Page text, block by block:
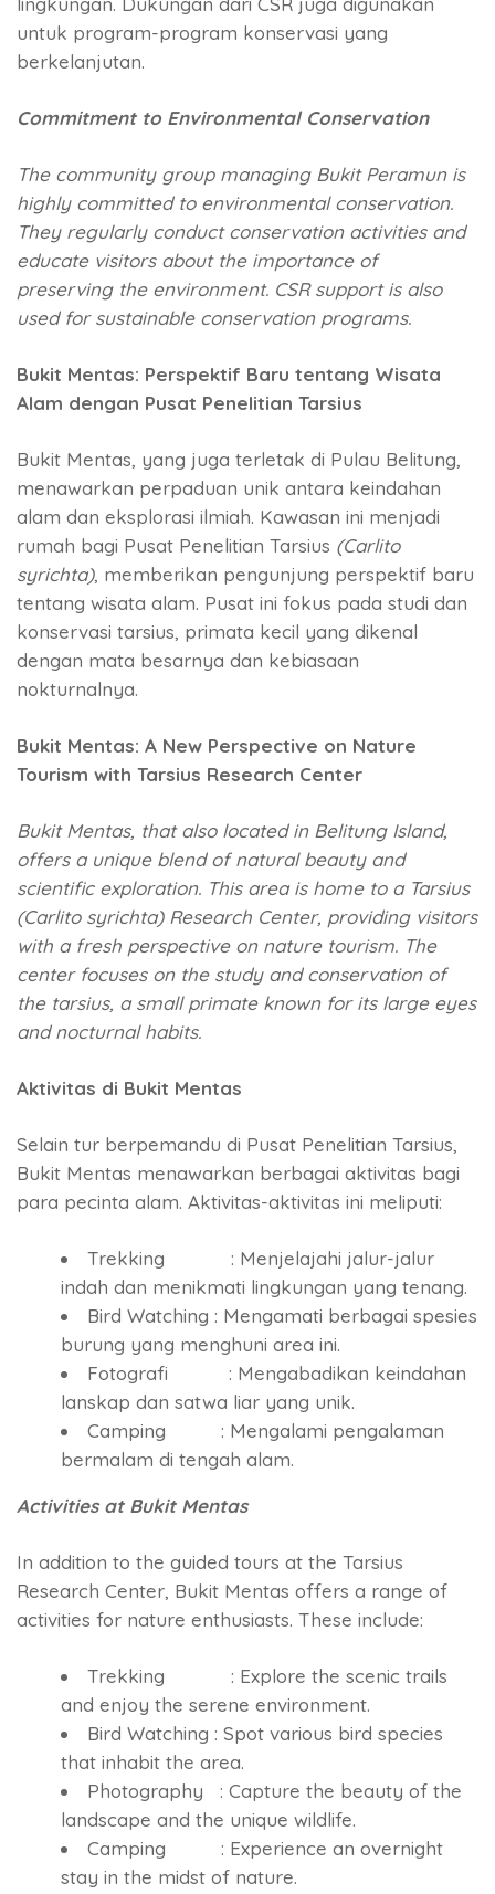
untuk program-program konservasi yang
berkelanjutan.
Commitment to Environmental Conservation
The community group managing Bukit Peramun is
highly committed to environmental conservation.
They regularly conduct conservation activities and
educate visitors about the importance of
preserving the environment. CSR support is also
used for sustainable conservation programs.
Bukit Mentas: Perspektif Baru tentang Wisata
Alam dengan Pusat Penelitian Tarsius
Bukit Mentas, yang juga terletak di Pulau Belitung,
menawarkan perpaduan unik antara keindahan
alam dan eksplorasi ilmiah. Kawasan ini menjadi
rumah bagi Pusat Penelitian Tarsius (Carlito
syrichta), memberikan pengunjung perspektif baru
tentang wisata alam. Pusat ini fokus pada studi dan
konservasi tarsius, primata kecil yang dikenal
dengan mata besarnya dan kebiasaan
nokturnalnya.
Bukit Mentas: A New Perspective on Nature
Tourism with Tarsius Research Center
Bukit Mentas, that also located in Belitung Island,
offers a unique blend of natural beauty and
scientific exploration. This area is home to a Tarsius
(Carlito syrichta) Research Center, providing visitors
with a fresh perspective on nature tourism. The
center focuses on the study and conservation of
the tarsius, a small primate known for its large eyes
and nocturnal habits.
Aktivitas di Bukit Mentas
Selain tur berpemandu di Pusat Penelitian Tarsius,
Bukit Mentas menawarkan berbagai aktivitas bagi
para pecinta alam. Aktivitas-aktivitas ini meliputi:
Trekking : Menjelajahi jalur-jalur
indah dan menikmati lingkungan yang tenang.
Bird Watching : Mengamati berbagai spesies
burung yang menghuni area ini.
Fotografi : Mengabadikan keindahan
lanskap dan satwa liar yang unik.
Camping : Mengalami pengalaman
bermalam di tengah alam.
Activities at Bukit Mentas
In addition to the guided tours at the Tarsius
Research Center, Bukit Mentas offers a range of
activities for nature enthusiasts. These include:
Trekking : Explore the scenic trails
and enjoy the serene environment.
Bird Watching : Spot various bird species
that inhabit the area.
Photography : Capture the beauty of the
landscape and the unique wildlife.
Camping : Experience an overnight
stay in the midst of nature.